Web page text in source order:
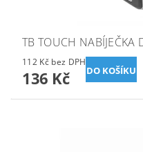
TB TOUCH NABÍJEČKA
112 Kč bez DPH
136 Kč